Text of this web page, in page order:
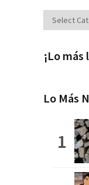
Secciones
¡Lo más
Lo Más